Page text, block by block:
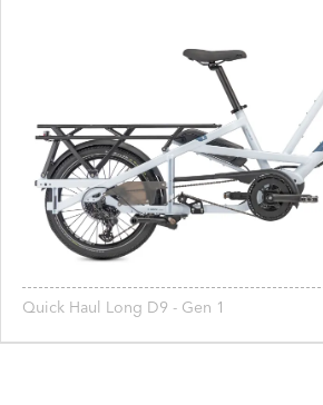
Quick Haul Long D9 - Gen 1